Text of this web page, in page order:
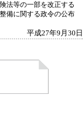
法等の一部を改正する
備に関する政令の公布
平成27年9月30日